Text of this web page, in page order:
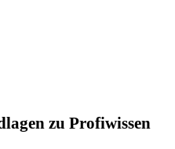
zu Profiwissen